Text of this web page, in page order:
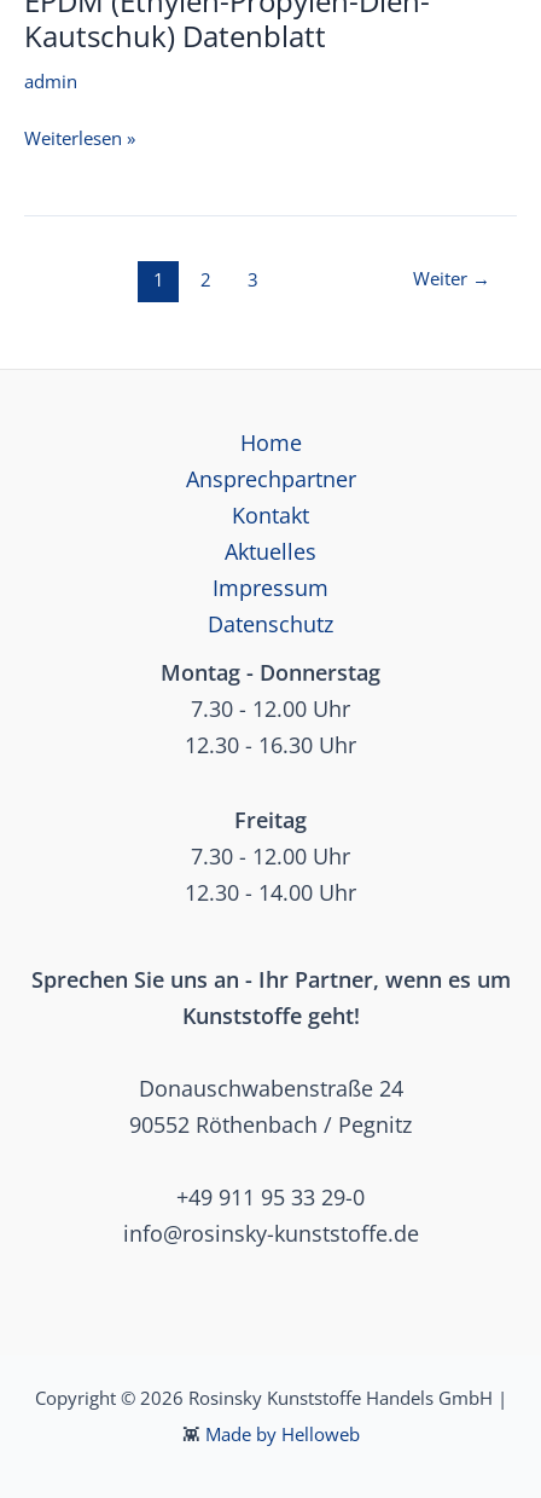
Kautschuk) Datenblatt
admin
EPDM
Propylen-
Weiterlesen »
Seitennummerierung
1 2 3 Weiter →
Home
Ansprechpartner
Kontakt
Aktuelles
Impressum
Datenschutz
Montag - Donnerstag
7.30 - 12.00 Uhr
12.30 - 16.30 Uhr
Freitag
7.30 - 12.00 Uhr
12.30 - 14.00 Uhr
Sprechen Sie uns an - Ihr Partner, wenn es um
Kunststoffe geht!
Donauschwabenstraße 24
90552 Röthenbach / Pegnitz
+49 911 95 33 29-0
info@rosinsky-kunststoffe.de
Copyright © 2026 Rosinsky Kunststoffe Handels GmbH |
👾 Made by Helloweb